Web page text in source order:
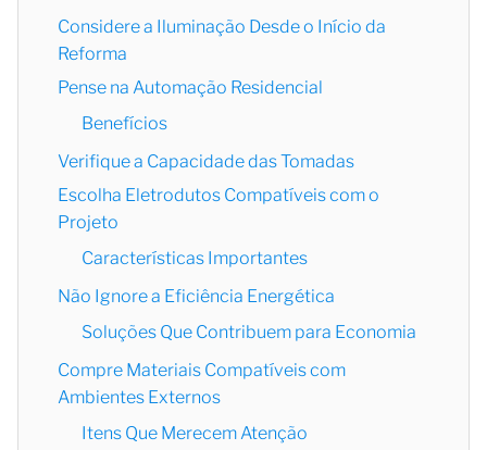
Considere a Iluminação Desde o Início da
Reforma
Pense na Automação Residencial
Benefícios
Verifique a Capacidade das Tomadas
Escolha Eletrodutos Compatíveis com o
Projeto
Características Importantes
Não Ignore a Eficiência Energética
Soluções Que Contribuem para Economia
Compre Materiais Compatíveis com
Ambientes Externos
Itens Que Merecem Atenção